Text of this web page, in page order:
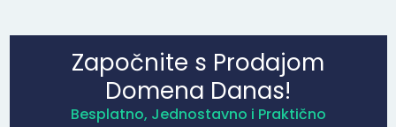
Započnite s Prodajom
Domena Danas!
Besplatno, Jednostavno i Praktično